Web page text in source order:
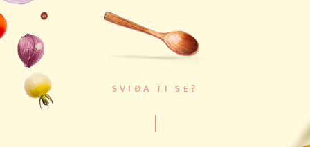
SVIĐA TI SE?